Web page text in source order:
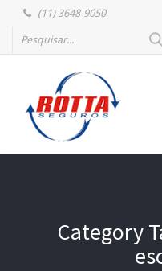
(11) 3648-9050
Category